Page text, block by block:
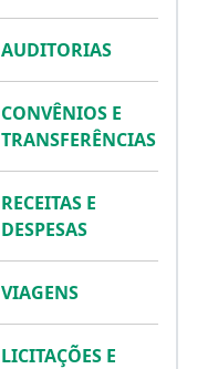
AUDITORIAS
CONVÊNIOS E
TRANSFERÊNCIAS
RECEITAS E
DESPESAS
VIAGENS
LICITAÇÕES E